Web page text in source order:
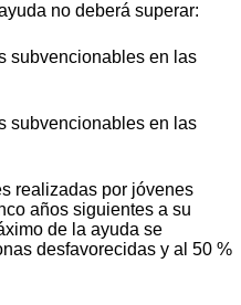
no deberá superar:
subvencionables en las
subvencionables en las
realizadas por jóvenes
años siguientes a su
de la ayuda se
desfavorecidas y al 50 %